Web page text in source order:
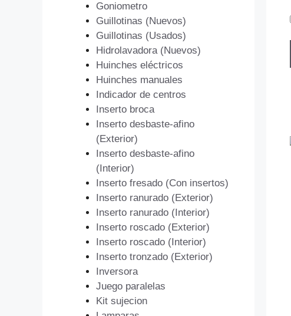
Goniometro
Guillotinas (Nuevos)
Guillotinas (Usados)
Hidrolavadora (Nuevos)
Huinches eléctricos
Huinches manuales
Indicador de centros
Inserto broca
Inserto desbaste-afino
(Exterior)
Inserto desbaste-afino
(Interior)
Inserto fresado (Con insertos)
Inserto ranurado (Exterior)
Inserto ranurado (Interior)
Inserto roscado (Exterior)
Inserto roscado (Interior)
Inserto tronzado (Exterior)
Inversora
Juego paralelas
Kit sujecion